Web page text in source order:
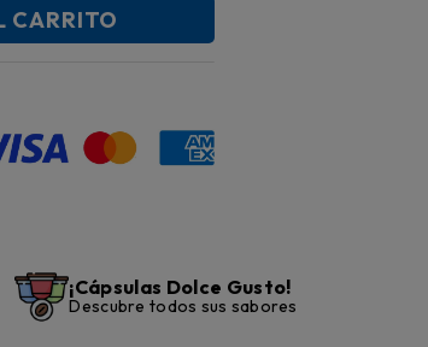
CARRITO
¡Cápsulas Dolce Gusto!
Descubre todos sus sabores